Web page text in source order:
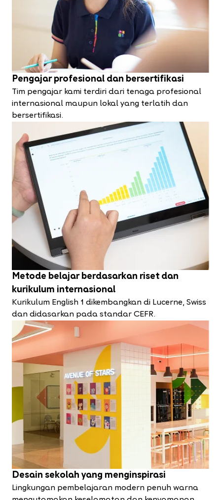
Pengajar profesional dan bersertifikasi
Tim pengajar kami terdiri dari tenaga profesional
internasional maupun lokal yang terlatih dan
bersertifikasi.
Metode belajar berdasarkan riset dan
kurikulum internasional
Kurikulum English 1 dikembangkan di Lucerne, Swiss
dan didasarkan pada standar CEFR.
Desain sekolah yang menginspirasi
Lingkungan pembelajaran modern penuh warna